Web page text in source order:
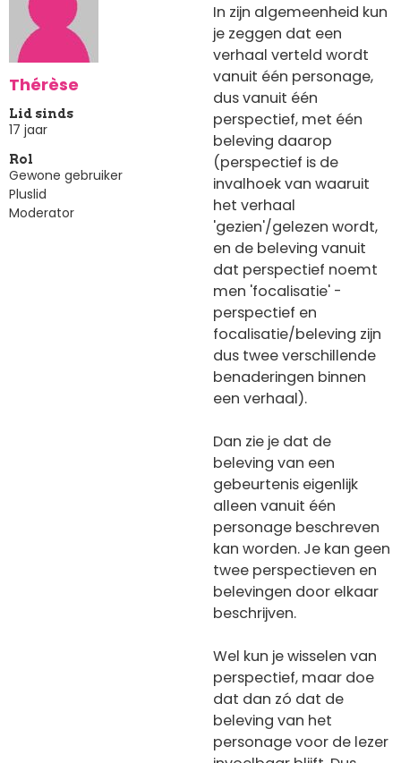
Thérèse
Lid sinds
17 jaar
Rol
Gewone gebruiker
Pluslid
Moderator
In zijn algemeenheid kun
je zeggen dat een
verhaal verteld wordt
vanuit één personage,
dus vanuit één
perspectief, met één
beleving daarop
(perspectief is de
invalhoek van waaruit
het verhaal
'gezien'/gelezen wordt,
en de beleving vanuit
dat perspectief noemt
men 'focalisatie' -
perspectief en
focalisatie/beleving zijn
dus twee verschillende
benaderingen binnen
een verhaal).
Dan zie je dat de
beleving van een
gebeurtenis eigenlijk
alleen vanuit één
personage beschreven
kan worden. Je kan geen
twee perspectieven en
belevingen door elkaar
beschrijven.
Wel kun je wisselen van
perspectief, maar doe
dat dan zó dat de
beleving van het
personage voor de lezer